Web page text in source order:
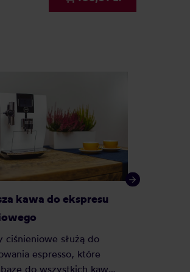
kawa do ekspresu
ciśnieniowe służą do
espresso, które
do wszystkich kaw